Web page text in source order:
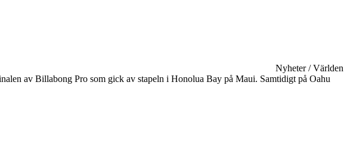
Nyheter / Världen
av Billabong Pro som gick av stapeln i Honolua Bay på Maui. Samtidigt på Oahu